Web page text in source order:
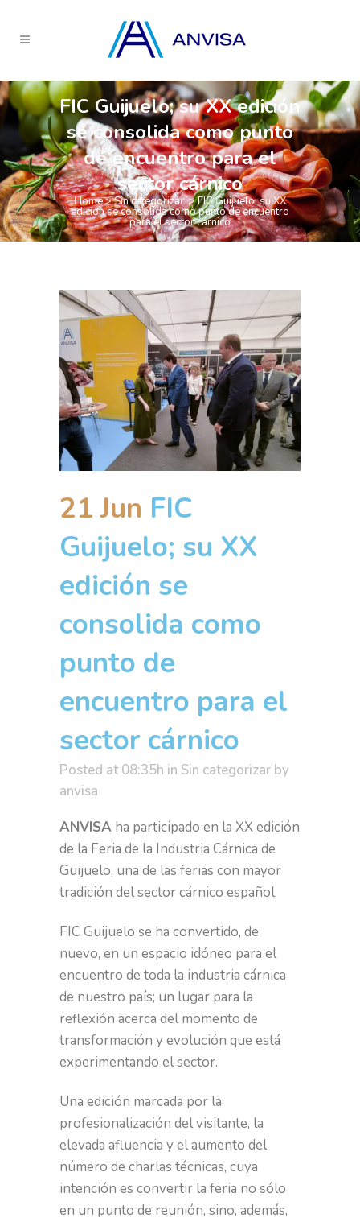
FIC Guijuelo; su XX edición
se consolida como punto
de encuentro para el
sector cárnico
Home>Sin categorizar>FIC Guijuelo; su XX
edición se consolida como punto de encuentro
para el sector cárnico
21 Jun FIC
Guijuelo; su XX
edición se
consolida como
punto de
encuentro para el
sector cárnico
Posted at 08:35h in Sin categorizar by
anvisa
ANVISA ha participado en la XX edición
de la Feria de la Industria Cárnica de
Guijuelo, una de las ferias con mayor
tradición del sector cárnico español.
FIC Guijuelo se ha convertido, de
nuevo, en un espacio idóneo para el
encuentro de toda la industria cárnica
de nuestro país; un lugar para la
reflexión acerca del momento de
transformación y evolución que está
experimentando el sector.
Una edición marcada por la
profesionalización del visitante, la
elevada afluencia y el aumento del
número de charlas técnicas, cuya
intención es convertir la feria no sólo
en un punto de reunión, sino, además,